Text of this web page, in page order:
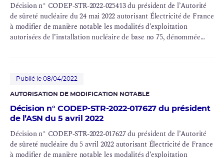
Décision n° CODEP-STR-2022-025413 du président de l’Autorité
de sûreté nucléaire du 24 mai 2022 autorisant Électricité de France
à modifier de manière notable les modalités d’exploitation
autorisées de l’installation nucléaire de base no 75, dénommée
Publié le 08/04/2022
AUTORISATION DE MODIFICATION NOTABLE
Décision n° CODEP-STR-2022-017627 du président
de l’ASN du 5 avril 2022
Décision n° CODEP-STR-2022-017627 du président de l’Autorité
de sûreté nucléaire du 5 avril 2022 autorisant Électricité de France
à modifier de manière notable les modalités d’exploitation